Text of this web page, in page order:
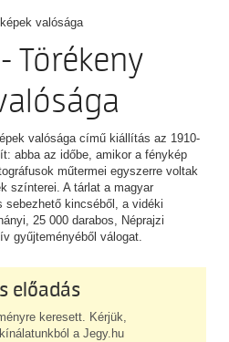
Törékeny
valósága című kiállítás az 1910-
abba az időbe, amikor a fénykép
műtermei egyszerre voltak
színterei. A tárlat a magyar
sebezhető kincséből, a vidéki
25 000 darabos, Néprajzi
gyűjteményéből válogat.
előadás
keresett. Kérjük,
a Jegy.hu